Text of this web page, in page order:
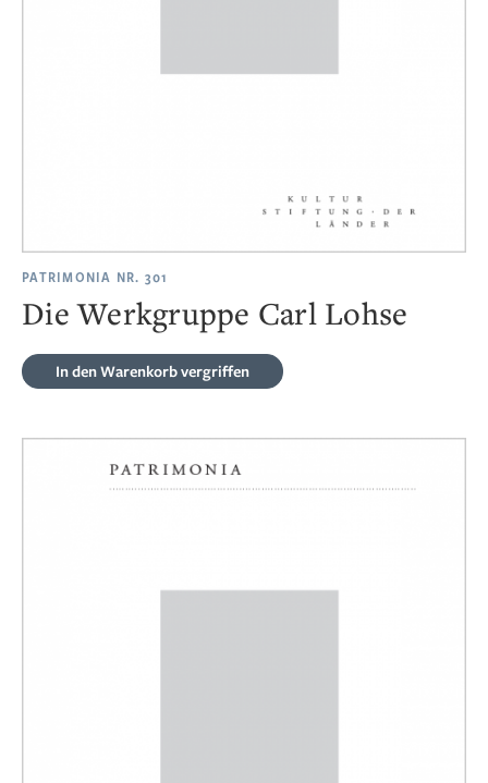
PATRIMONIA NR. 301
Die Werkgruppe Carl Lohse
In den Warenkorbvergriffen